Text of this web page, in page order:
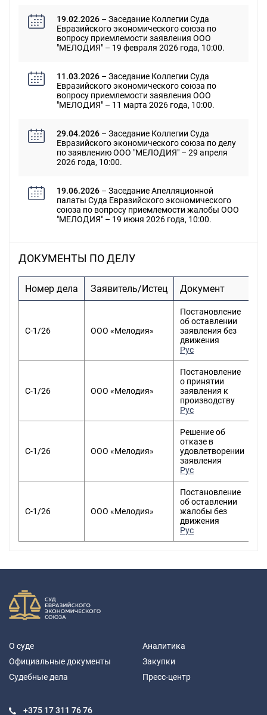
19.02.2026 – Заседание Коллегии Суда
Евразийского экономического союза по
вопросу приемлемости заявления ООО
"МЕЛОДИЯ" – 19 февраля 2026 года, 10:00.
11.03.2026 – Заседание Коллегии Суда
Евразийского экономического союза по
вопросу приемлемости заявления ООО
"МЕЛОДИЯ" – 11 марта 2026 года, 10:00.
29.04.2026 – Заседание Коллегии Суда
Евразийского экономического союза по делу
по заявлению ООО "МЕЛОДИЯ" – 29 апреля
2026 года, 10:00.
19.06.2026 – Заседание Апелляционной
палаты Суда Евразийского экономического
союза по вопросу приемлемости жалобы ООО
"МЕЛОДИЯ" – 19 июня 2026 года, 10:00.
ДОКУМЕНТЫ ПО ДЕЛУ
Номер дела Заявитель/Истец Документ
С-1/26 ООО «Мелодия»
Постановление
об оставлении
заявления без
движения
Рус
С-1/26 ООО «Мелодия»
Постановление
о принятии
заявления к
производству
Рус
С-1/26 ООО «Мелодия»
Решение об
отказе в
удовлетворении
заявления
Рус
С-1/26 ООО «Мелодия»
Постановление
об оставлении
жалобы без
движения
Рус
О суде
Официальные документы
Судебные дела
Аналитика
Закупки
Пресс-центр
+375 17311 76 76